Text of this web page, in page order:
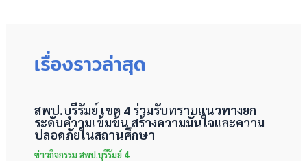
เรื่องราวล่าสุด
สพป.บุรีรัมย์ เขต 4 ร่วมรับทราบแนวทางยก
ระดับความเข้มข้น สร้างความมั่นใจและความ
ปลอดภัยในสถานศึกษา
ข่าวกิจกรรม สพป.บุรีรัมย์ 4